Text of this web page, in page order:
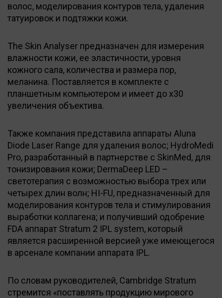
волос, моделирования контуров тела, удаления
татуировок и подтяжки кожи.
The Skin Analyser предназначен для измерения
влажности кожи, ее эластичности, уровня
кожного сала, количества и размера пор,
меланина. Поставляется в комплекте с
планшетным компьютером и имеет до x30
увеличения объектива.
Также компания представила аппараты Aluna
Diode Laser Range для удаления волос; HydroMedi
Pro, разработанный в партнерстве с SkinMed, для
тонизирования кожи; DermaDeep LED –
светотерапия с возможностью выбора трех или
четырех длин волн; HI-FU, предназначенный для
моделирования контуров тела и стимулирования
выработки коллагена; и получивший одобрение
FDA аппарат Stratum 2 IPL system, который
является расширенной версией уже имеющегося
в арсенале компании аппарата IPL.
По словам руководителей, Cambridge Stratum
стремится «поставлять продукцию мирового